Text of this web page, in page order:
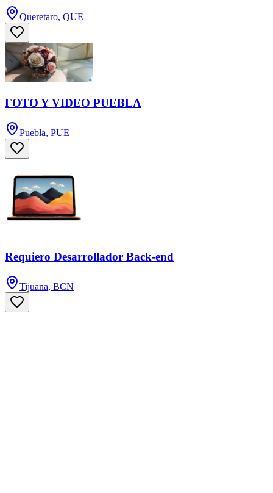
Queretaro, QUE
FOTO Y VIDEO PUEBLA
Puebla, PUE
Requiero Desarrollador Back-end
Tijuana, BCN